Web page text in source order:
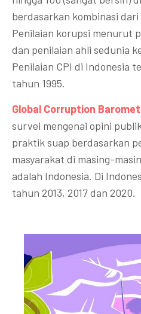
berdasarkan kombinasi dari
Penilaian korupsi menurut
dan penilaian ahli sedunia
Penilaian CPI di Indonesia
tahun 1995.
Global Corruption
survei mengenai opini
praktik suap berdasarkan
masyarakat di masing-
adalah Indonesia. Di
tahun 2013, 2017 dan 2020.